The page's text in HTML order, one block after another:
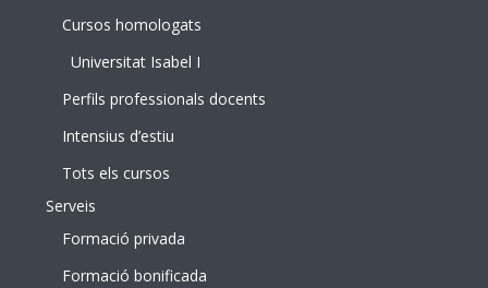
Cursos homologats
Universitat Isabel I
Perfils professionals docents
Intensius d’estiu
Tots els cursos
Serveis
Formació privada
Formació bonificada